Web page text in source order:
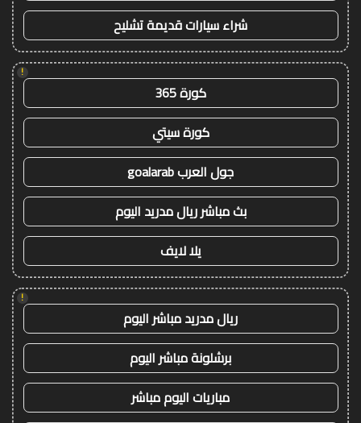
شراء سيارات قديمة تشليح
!
كورة 365
كورة سيتي
جول العرب goalarab
بث مباشر ريال مدريد اليوم
يلا لايف
!
ريال مدريد مباشر اليوم
برشلونة مباشر اليوم
مباريات اليوم مباشر